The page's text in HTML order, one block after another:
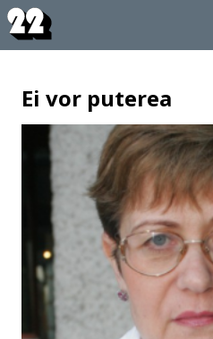
Ei vor puterea